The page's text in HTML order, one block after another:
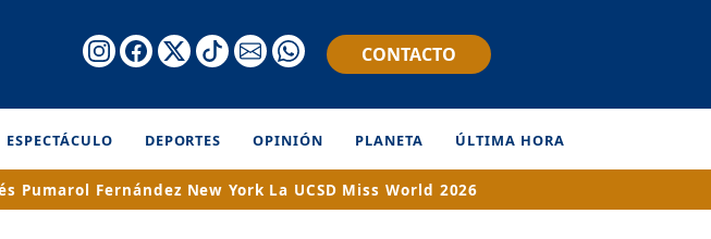
CONTACTO
ESPECTÁCULO DEPORTES OPINIÓN PLANETA ÚLTIMA HORA
Pumarol Fernández New York La UCSD Miss World 2026